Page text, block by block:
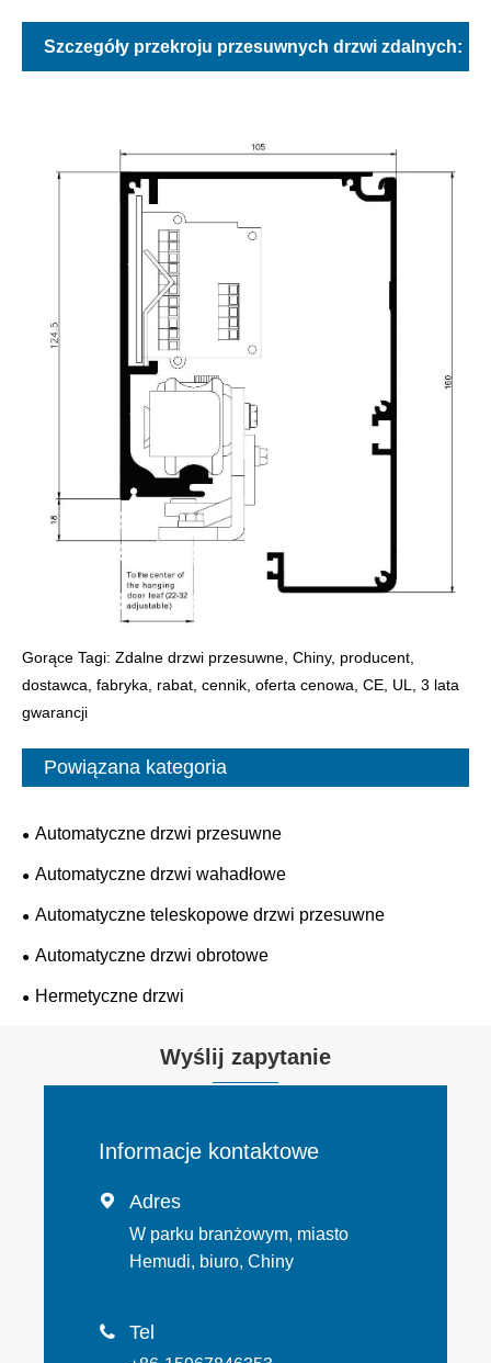
Szczegóły przekroju przesuwnych drzwi zdalnych:
Gorące Tagi: Zdalne drzwi przesuwne, Chiny, producent,
dostawca, fabryka, rabat, cennik, oferta cenowa, CE, UL, 3 lata
gwarancji
Powiązana kategoria
Automatyczne drzwi przesuwne
Automatyczne drzwi wahadłowe
Automatyczne teleskopowe drzwi przesuwne
Automatyczne drzwi obrotowe
Hermetyczne drzwi
Wyślij zapytanie
Informacje kontaktowe
 Adres
W parku branżowym, miasto
Hemudi, biuro, Chiny
 Tel